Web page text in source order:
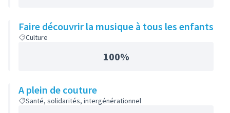
Faire découvrir la musique à tous les enfants
Culture
100%
A plein de couture
Santé, solidarités, intergénérationnel